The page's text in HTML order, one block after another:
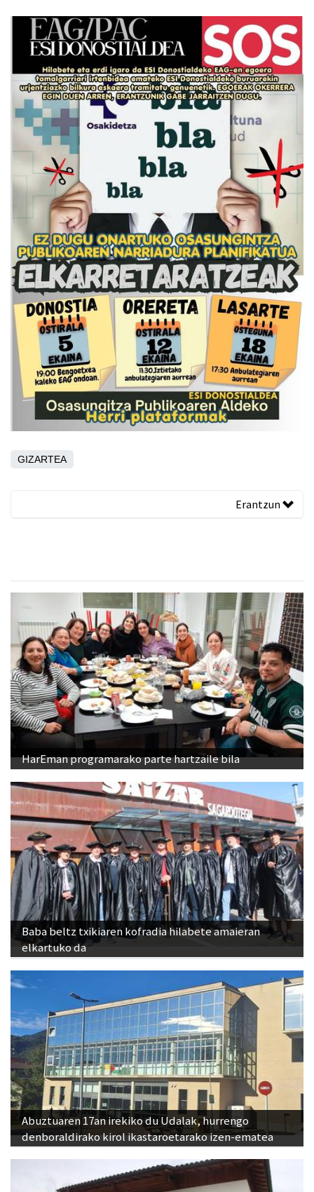
GIZARTEA
Erantzun
HarEman programarako parte hartzaile bila
Baba beltz txikiaren kofradia hilabete amaieran
elkartuko da
Abuztuaren 17an irekiko du Udalak, hurrengo
denboraldirako kirol ikastaroetarako izen-ematea